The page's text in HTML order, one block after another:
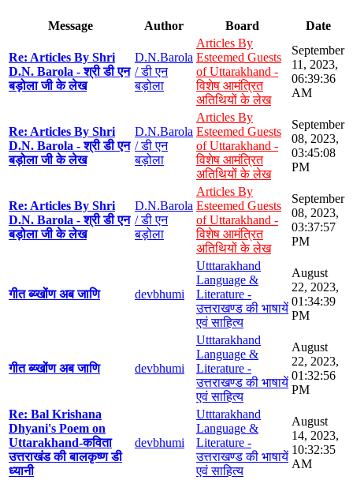
Message Author Board Date
Re: Articles By Shri
D.N. Barola - श्री डी एन
बड़ोला जी के लेख
D.N.Barola
/ डी एन
बड़ोला
Articles By
Esteemed Guests
of Uttarakhand -
विशेष आमंत्रित
अतिथियों के लेख
September
11, 2023,
06:39:36
AM
Re: Articles By Shri
D.N. Barola - श्री डी एन
बड़ोला जी के लेख
D.N.Barola
/ डी एन
बड़ोला
Articles By
Esteemed Guests
of Uttarakhand -
विशेष आमंत्रित
अतिथियों के लेख
September
08, 2023,
03:45:08
PM
Re: Articles By Shri
D.N. Barola - श्री डी एन
बड़ोला जी के लेख
D.N.Barola
/ डी एन
बड़ोला
Articles By
Esteemed Guests
of Uttarakhand -
विशेष आमंत्रित
अतिथियों के लेख
September
08, 2023,
03:37:57
PM
गीत ब्य्खोंण अब जाणि devbhumi
Utttarakhand
Language &
Literature -
उत्तराखण्ड की भाषायें
एवं साहित्य
August
22, 2023,
01:34:39
PM
गीत ब्य्खोंण अब जाणि devbhumi
Utttarakhand
Language &
Literature -
उत्तराखण्ड की भाषायें
एवं साहित्य
August
22, 2023,
01:32:56
PM
Re: Bal Krishana
Dhyani's Poem on
Uttarakhand-कविता
उत्तराखंड की बालकृष्ण डी
ध्यानी
devbhumi
Utttarakhand
Language &
Literature -
उत्तराखण्ड की भाषायें
एवं साहित्य
August
14, 2023,
10:32:35
AM